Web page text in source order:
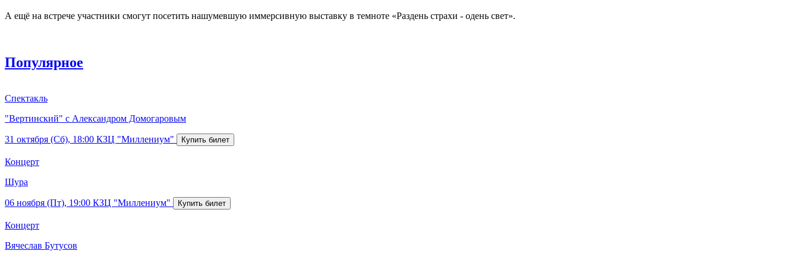
А ещё на встрече участники смогут посетить нашумевшую иммерсивную выставку в темноте «Раздень страхи - одень свет».
Популярное
Спектакль
"Вертинский" с Александром Домогаровым
31 октября (Сб), 18:00 КЗЦ "Миллениум"
Концерт
Шура
06 ноября (Пт), 19:00 КЗЦ "Миллениум"
Концерт
Вячеслав Бутусов